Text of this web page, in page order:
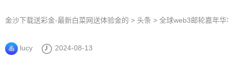
金沙下载送彩金-最新白菜网送体验金的 > 头条 > 全球web3邮轮嘉年
lucy 2024-08-13